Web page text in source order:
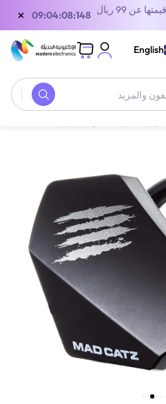
توصيل مجاني للطلبات التي تزيد قيمتها عن 99 ريال 08:04:08:148
×
English